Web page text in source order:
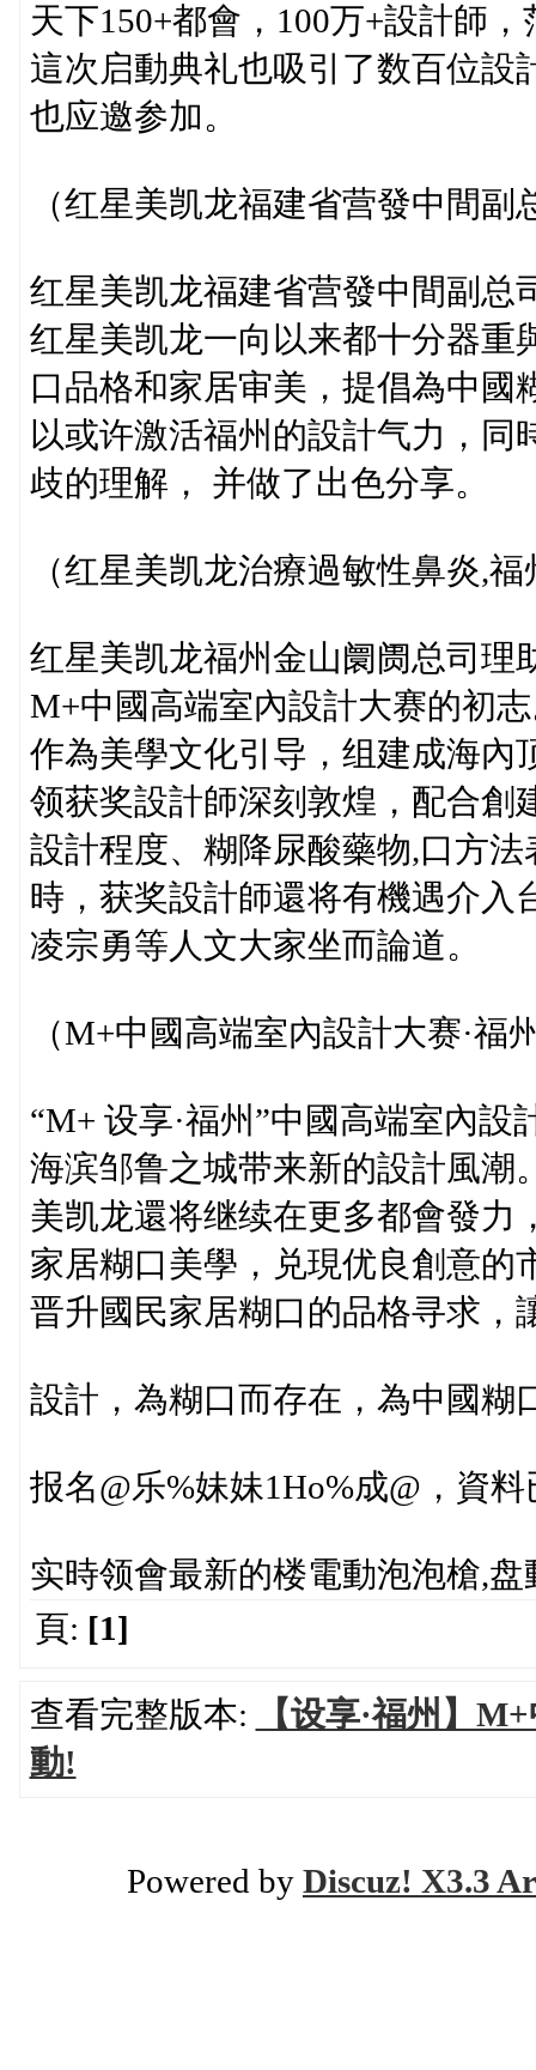
天下150+都會，100万+設計師
這次启動典礼也吸引了数百位設
也应邀参加。
（红星美凯龙福建省营發中間
红星美凯龙福建省营發中間副总
红星美凯龙一向以来都十分器重
口品格和家居审美，提倡為中國
以或许激活福州的設計气力，
歧的理解， 并做了出色分享。
（红星美凯龙治療過敏性鼻炎,
红星美凯龙福州金山阛阓总司理
M+中國高端室內設計大赛的初
作為美學文化引导，组建成海內
领获奖設計師深刻敦煌，配合創
設計程度、糊降尿酸藥物,口方
時，获奖設計師還将有機遇介入
凌宗勇等人文大家坐而論道。
（M+中國高端室內設計大赛·福
“M+ 设享·福州”中國高端室內
海滨邹鲁之城带来新的設計風潮
美凯龙還将继续在更多都會發力
家居糊口美學，兑現优良創意的
晋升國民家居糊口的品格寻求，
設計，為糊口而存在，為中國糊
报名@乐%妹妹1Ho%成@，資
实時领會最新的楼電動泡泡槍,盘
頁: [1]
查看完整版本:
【设享·福州】
動!
Powered by Discuz! X3.3